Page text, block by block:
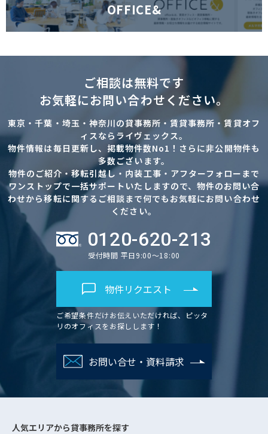
OFFICE&
ご相談は無料です
お気軽にお問い合わせください。
東京・千葉・埼玉・神奈川の貸事務所・賃貸事務所・賃貸オフ
ィスならライヴェックス。
物件情報は毎日更新し、掲載物件数No1！さらに非公開物件も
多数ございます。
物件のご紹介・移転引越し・内装工事・アフターフォローまで
ワンストップで一括サポートいたしますので、物件のお問い合
わせから移転に関するご相談まで何でもお気軽にお問い合わせ
ください。
0120-620-213
受付時間 平日9:00～18:00
物件リクエスト
ご希望条件だけお伝えいただければ、ピッタ
リのオフィスをお探しします！
お問い合せ・資料請求
人気エリアから貸事務所を探す